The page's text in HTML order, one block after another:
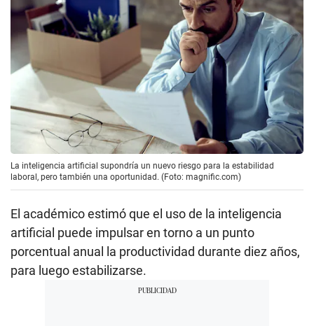
La inteligencia artificial supondría un nuevo riesgo para la estabilidad
laboral, pero también una oportunidad. (Foto: magnific.com)
El académico estimó que el uso de la inteligencia
artificial puede impulsar en torno a un punto
porcentual anual la productividad durante diez años,
para luego estabilizarse.